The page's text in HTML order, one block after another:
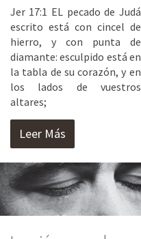
Jer 17:1 EL pecado de Judá
escrito está con cincel de
hierro, y con punta de
diamante: esculpido está en
la tabla de su corazón, y en
los lados de vuestros
altares;
Leer Más